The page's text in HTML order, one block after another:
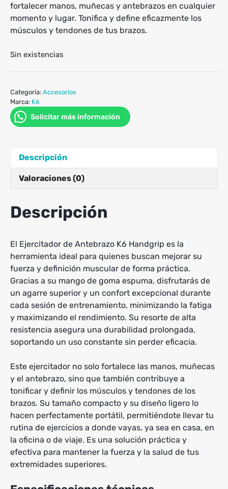
fortalecer manos, muñecas y antebrazos en cualquier
momento y lugar. Tonifica y define eficazmente los
músculos y tendones de tus brazos.
Sin existencias
Categoría: Accesorios
Marca: K6
Solicitar más información
Descripción
Valoraciones (0)
Descripción
El Ejercitador de Antebrazo K6 Handgrip es la
herramienta ideal para quienes buscan mejorar su
fuerza y definición muscular de forma práctica.
Gracias a su mango de goma espuma, disfrutarás de
un agarre superior y un confort excepcional durante
cada sesión de entrenamiento, minimizando la fatiga
y maximizando el rendimiento. Su resorte de alta
resistencia asegura una durabilidad prolongada,
soportando un uso constante sin perder eficacia.
Este ejercitador no solo fortalece las manos, muñecas
y el antebrazo, sino que también contribuye a
tonificar y definir los músculos y tendones de los
brazos. Su tamaño compacto y su diseño ligero lo
hacen perfectamente portátil, permitiéndote llevar tu
rutina de ejercicios a donde vayas, ya sea en casa, en
la oficina o de viaje. Es una solución práctica y
efectiva para mantener la fuerza y la salud de tus
extremidades superiores.